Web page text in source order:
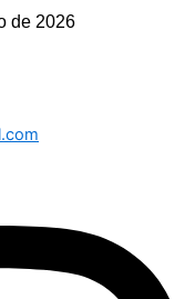
de 2026